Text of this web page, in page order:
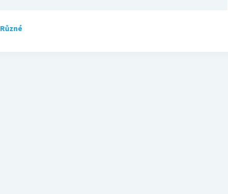
Různé